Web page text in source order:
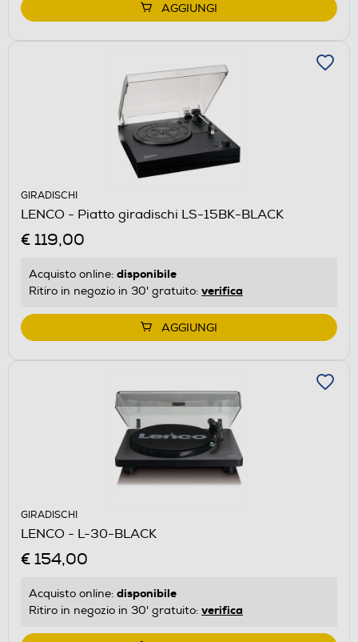
AGGIUNGI
GIRADISCHI
LENCO - Piatto giradischi LS-15BK-BLACK
€ 119,00
Acquisto online: disponibile
Ritiro in negozio in 30' gratuito: verifica
AGGIUNGI
GIRADISCHI
LENCO - L-30-BLACK
€ 154,00
Acquisto online: disponibile
Ritiro in negozio in 30' gratuito: verifica